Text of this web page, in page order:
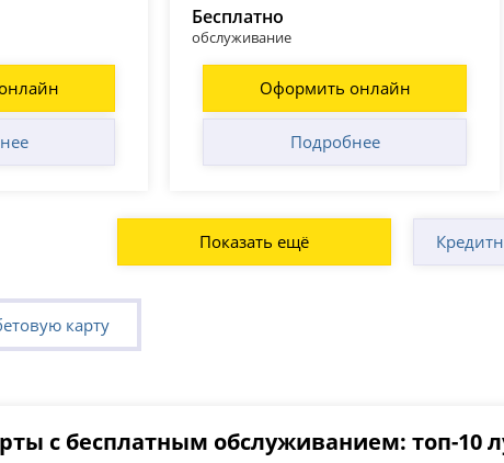
Бесплатно
обслуживание
Оформить онлайн
Подробнее
Показать ещё
карту
с бесплатным обслуживанием: топ-10